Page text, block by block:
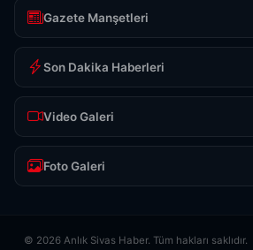
Gazete Manşetleri
Son Dakika Haberleri
Video Galeri
Foto Galeri
© 2026 Anlık Sivas Haber. Tüm hakları saklıdır.